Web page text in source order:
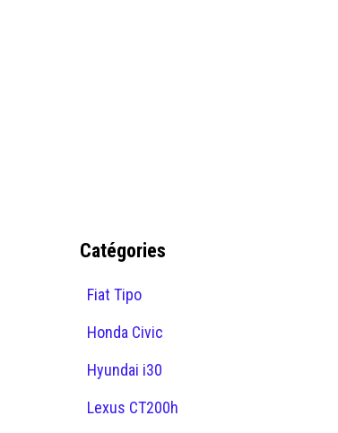
Catégories
Fiat Tipo
Honda Civic
Hyundai i30
Lexus CT200h